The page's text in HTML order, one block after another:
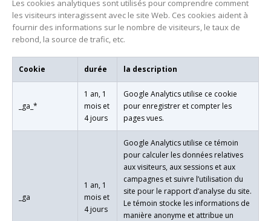
Les cookies analytiques sont utilisés pour comprendre comment
les visiteurs interagissent avec le site Web. Ces cookies aident à
fournir des informations sur le nombre de visiteurs, le taux de
rebond, la source de trafic, etc.
Cookie durée la description
_ga_*
1 an, 1
mois et
4 jours
Google Analytics utilise ce cookie
pour enregistrer et compter les
pages vues.
_ga
1 an, 1
mois et
4 jours
Google Analytics utilise ce témoin
pour calculer les données relatives
aux visiteurs, aux sessions et aux
campagnes et suivre l’utilisation du
site pour le rapport d’analyse du site.
Le témoin stocke les informations de
manière anonyme et attribue un